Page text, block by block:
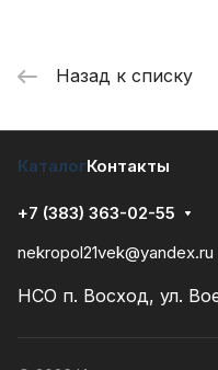
Назад к списку
КаталогКонтакты
+7 (383) 363-02-55
nekropol21vek@yandex.ru
НСО п. Восход, ул.